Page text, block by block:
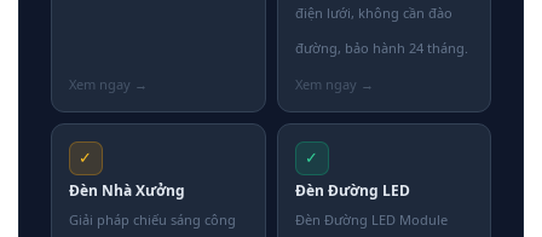
điện lưới, không cần đào
đường, bảo hành 24 tháng.
✓
Đèn Nhà Xưởng
Giải pháp chiếu sáng công
✓
Đèn Đường LED
Đèn Đường LED Module